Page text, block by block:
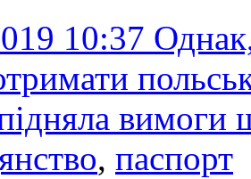
10:37
вимоги
, паспорт